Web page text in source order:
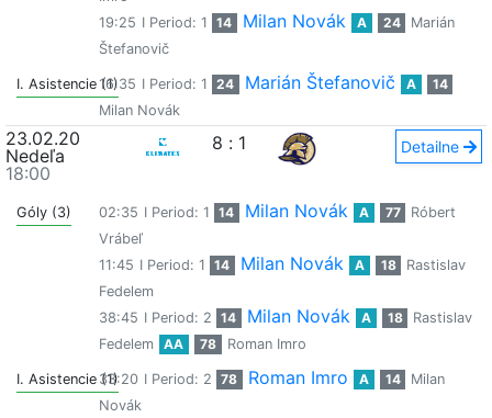
19:25 I Period: 1 14 Milan Novák A 24
Marián
Štefanovič
I. Asistencie (1)16:35 I Period: 1 24 Marián Štefanovič A
14
Milan Novák
23.02.20
Nedeľa
18:00
8 : 1 Detailne
Góly (3) 02:35 I Period: 1 14 Milan Novák A 77
Róbert
Vrábeľ
11:45 I Period: 1 14 Milan Novák A 18
Rastislav
Fedelem
38:45 I Period: 2 14 Milan Novák A 18
Rastislav
Fedelem
AA 78 Roman Imro
I. Asistencie (1)33:20 I Period: 2 78 Roman Imro A 14
Milan
Novák